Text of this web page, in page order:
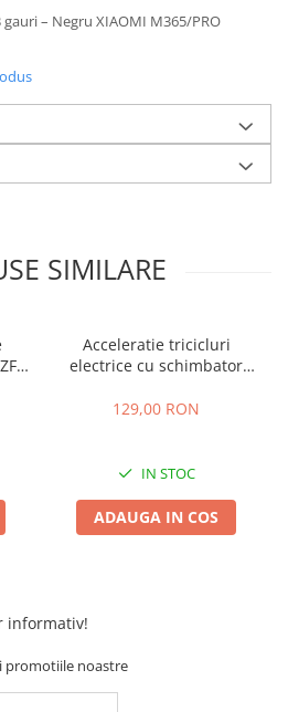
– Negru XIAOMI M365/PRO
SIMILARE
Acceleratie tricicluri
electrice cu schimbator
inainte,inapoi
129,00 RON
IN STOC
ADAUGA IN COS
informativ!
promotiile noastre